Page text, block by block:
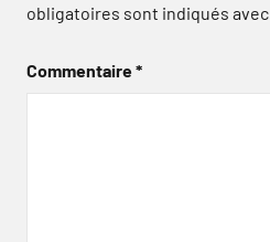
obligatoires sont indiqués avec
Commentaire*